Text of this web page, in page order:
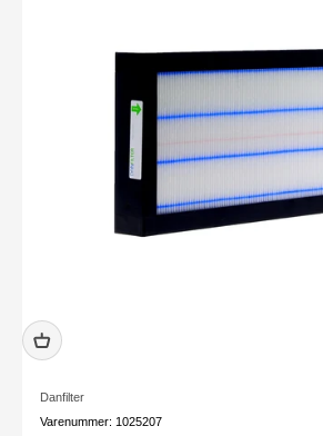
Danfilter
Varenummer: 1025207